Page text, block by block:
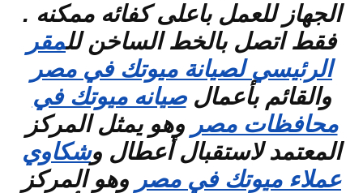
الجهاز للعمل باعلى كفائه ممكنه .
فقط اتصل بالخط الساخن للمقر
الرئيسي لصيانة ميوتك في مصر
والقائم بأعمالصيانه ميوتك في
محافظات مصر وهو يمثل المركز
المعتمد لاستقبال أعطال وشكاوي
عملاء ميوتك في مصر وهو المركز